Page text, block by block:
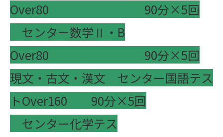
Over80 90分×5回
センター数学Ⅱ・B
Over80 90分×5回
現文・古文・漢文 センター国語テス
トOver160 90分×5回
センター化学テス